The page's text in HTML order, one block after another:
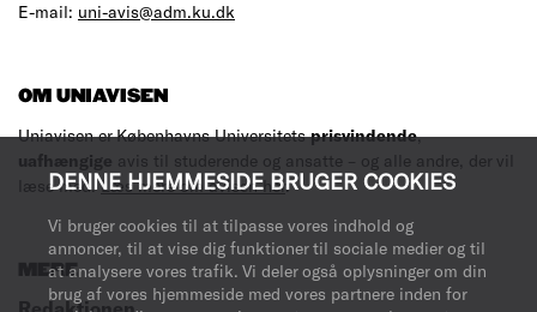
DENNE HJEMMESIDE BRUGER COOKIES
Vi bruger cookies til at tilpasse vores indhold og
annoncer, til at vise dig funktioner til sociale medier og til
at analysere vores trafik. Vi deler også oplysninger om din
brug af vores hjemmeside med vores partnere inden for
E-mail: uni-avis@adm.ku.dk
OM UNIAVISEN
Uniavisen er Københavns Universitetsprisvindende,
uafhængige avis til studerende og ansatte – og alle andre, der vil
læse med.Læs mere om avisen her.
MERE